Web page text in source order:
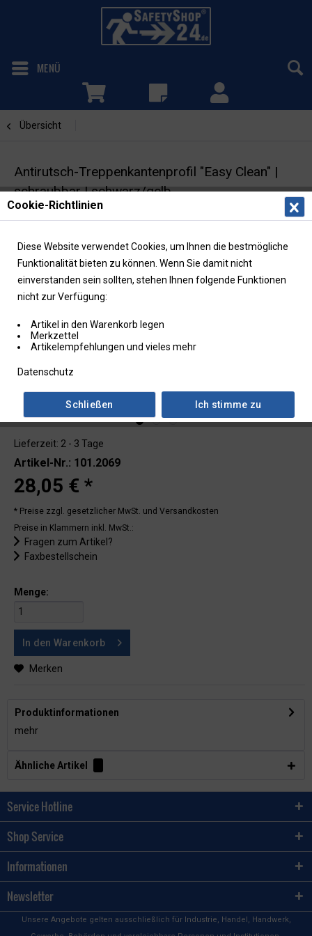
MENÜ
Übersicht
Antirutsch-Treppenkantenprofil "Easy Clean" |
schraubbar | schwarz/gelb
Antirutschbelag | Rutschhemmung R10
Lieferzeit: 2 - 3 Tage
Artikel-Nr.: 101.2069
28,05 € *
* Preise zzgl. gesetzlicher MwSt. und Versandkosten
Preise in Klammern inkl. MwSt.:
Fragen zum Artikel?
Faxbestellschein
Menge:
In den Warenkorb
Merken
Produktinformationen
mehr
Ähnliche Artikel
Service Hotline
Shop Service
Informationen
Newsletter
Unsere Angebote gelten ausschließlich für Industrie, Handel, Handwerk,
Cookie-Richtlinien
Diese Website verwendet Cookies, um Ihnen die bestmögliche
Funktionalität bieten zu können. Wenn Sie damit nicht
einverstanden sein sollten, stehen Ihnen folgende Funktionen
nicht zur Verfügung:
Artikel in den Warenkorb legen
Merkzettel
Artikelempfehlungen und vieles mehr
Datenschutz
Ich stimme zu
Schließen